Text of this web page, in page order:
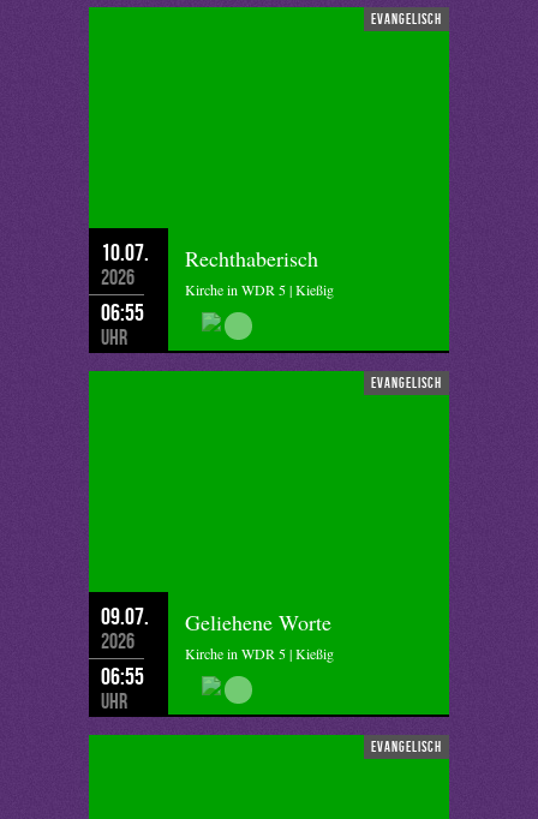
evangelisch
10.07.
2026
06:55
Uhr
Rechthaberisch
Kirche in WDR 5 | Kießig
evangelisch
09.07.
2026
06:55
Uhr
Geliehene Worte
Kirche in WDR 5 | Kießig
evangelisch